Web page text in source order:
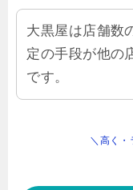
大黒屋は店舗数
定の手段が他の
です。
＼高く・